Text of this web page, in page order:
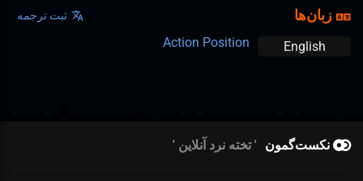
زبان‌ها ثبت ترجمه
English
Action Position
نکست‌گمون تخته نرد آنلاین